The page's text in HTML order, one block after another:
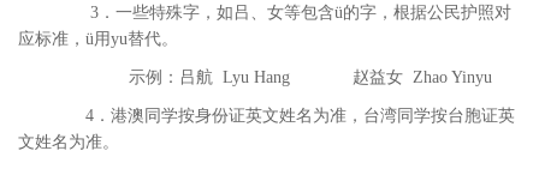
3．一些特殊字，如吕、女等包含ü的字，根据公民护照对
应标准，ü用yu替代。
示例：吕航 Lyu Hang 赵益女 Zhao Yinyu
4．港澳同学按身份证英文姓名为准，台湾同学按台胞证英
文姓名为准。